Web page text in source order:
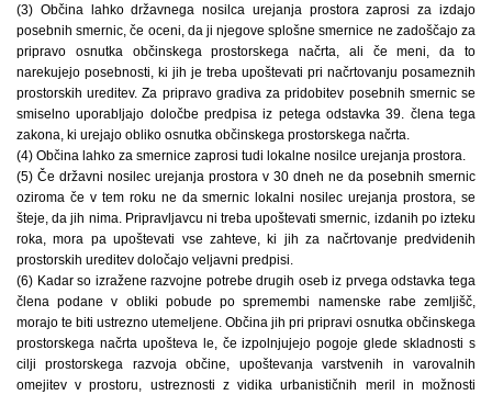
(3) Občina lahko državnega nosilca urejanja prostora zaprosi za izdajo
posebnih smernic, če oceni, da ji njegove splošne smernice ne zadoščajo za
pripravo osnutka občinskega prostorskega načrta, ali če meni, da to
narekujejo posebnosti, ki jih je treba upoštevati pri načrtovanju posameznih
prostorskih ureditev. Za pripravo gradiva za pridobitev posebnih smernic se
smiselno uporabljajo določbe predpisa iz petega odstavka 39. člena tega
zakona, ki urejajo obliko osnutka občinskega prostorskega načrta.
(4) Občina lahko za smernice zaprosi tudi lokalne nosilce urejanja prostora.
(5) Če državni nosilec urejanja prostora v 30 dneh ne da posebnih smernic
oziroma če v tem roku ne da smernic lokalni nosilec urejanja prostora, se
šteje, da jih nima. Pripravljavcu ni treba upoštevati smernic, izdanih po izteku
roka, mora pa upoštevati vse zahteve, ki jih za načrtovanje predvidenih
prostorskih ureditev določajo veljavni predpisi.
(6) Kadar so izražene razvojne potrebe drugih oseb iz prvega odstavka tega
člena podane v obliki pobude po spremembi namenske rabe zemljišč,
morajo te biti ustrezno utemeljene. Občina jih pri pripravi osnutka občinskega
prostorskega načrta upošteva le, če izpolnjujejo pogoje glede skladnosti s
cilji prostorskega razvoja občine, upoštevanja varstvenih in varovalnih
omejitev v prostoru, ustreznosti z vidika urbanističnih meril in možnosti